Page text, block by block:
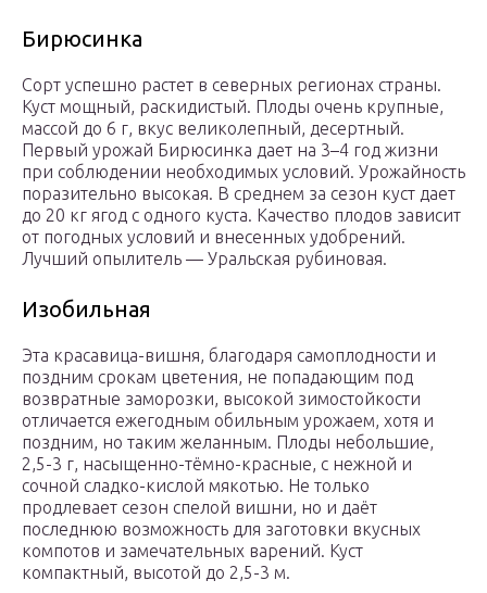
Бирюсинка
Сорт успешно растет в северных регионах страны.
Куст мощный, раскидистый. Плоды очень крупные,
массой до 6 г, вкус великолепный, десертный.
Первый урожай Бирюсинка дает на 3–4 год жизни
при соблюдении необходимых условий. Урожайность
поразительно высокая. В среднем за сезон куст дает
до 20 кг ягод с одного куста. Качество плодов зависит
от погодных условий и внесенных удобрений.
Лучший опылитель — Уральская рубиновая.
Изобильная
Эта красавица-вишня, благодаря самоплодности и
поздним срокам цветения, не попадающим под
возвратные заморозки, высокой зимостойкости
отличается ежегодным обильным урожаем, хотя и
поздним, но таким желанным. Плоды небольшие,
2,5-3 г, насыщенно-тёмно-красные, с нежной и
сочной сладко-кислой мякотью. Не только
продлевает сезон спелой вишни, но и даёт
последнюю возможность для заготовки вкусных
компотов и замечательных варений. Куст
компактный, высотой до 2,5-3 м.